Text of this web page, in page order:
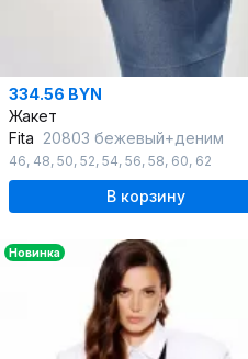
334.56 BYN
Жакет
Fita 20803 бежевый+деним
46, 48, 50, 52, 54, 56, 58, 60, 62
В корзину
Новинка